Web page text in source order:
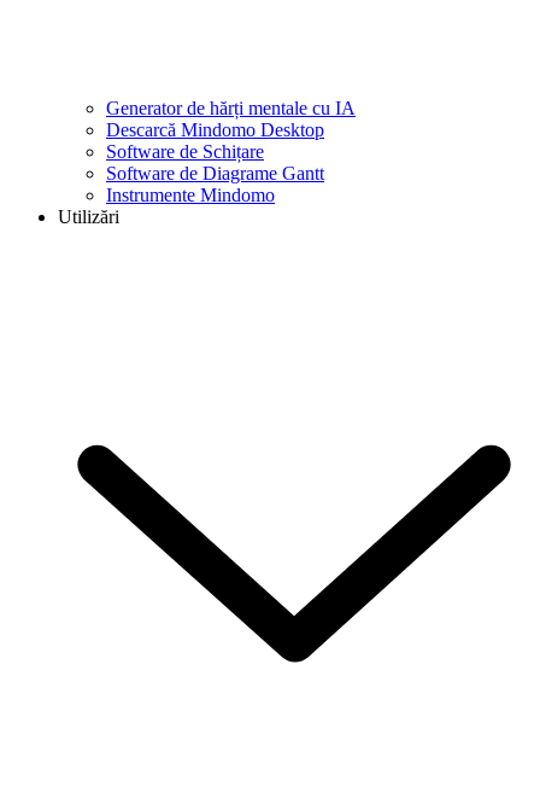
Generator de hărți mentale cu IA
Descarcă Mindomo Desktop
Software de Schițare
Software de Diagrame Gantt
Instrumente Mindomo
Utilizări